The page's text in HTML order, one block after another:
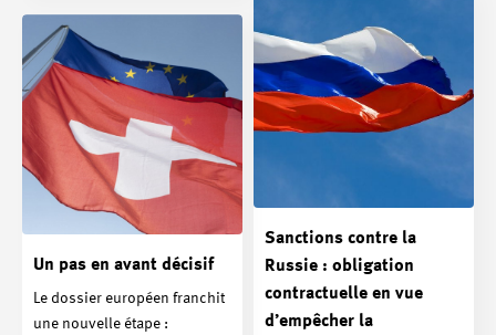
Sanctions contre la
Russie : obligation
contractuelle en vue
d’empêcher la
Un pas en avant décisif
Le dossier européen franchit
une nouvelle étape :